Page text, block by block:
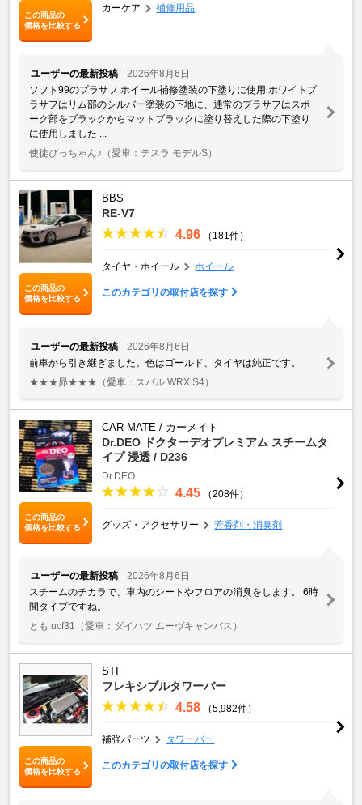
この商品の
価格を比較する
カーケア 補修用品
ユーザーの最新投稿
2026年8月6日
ソフト99のプラサフ ホイール補修塗装の下塗りに使用 ホワイトプ
ラサフはリム部のシルバー塗装の下地に、通常のプラサフはスポ
ーク部をブラックからマットブラックに塗り替えした際の下塗り
に使用しました ...
使徒ぴっちゃん♪ （愛車：テスラ モデルS）
この商品の
価格を比較する
BBS
RE-V7
4.96 （181件）
タイヤ・ホイール ホイール
このカテゴリの取付店を探す
ユーザーの最新投稿
2026年8月6日
前車から引き継ぎました。色はゴールド、タイヤは純正です。
★★★昴★★★ （愛車：スバル WRX S4）
この商品の
価格を比較する
CAR MATE / カーメイト
Dr.DEO ドクターデオプレミアム スチームタ
イプ 浸透 / D236
Dr.DEO
4.45 （208件）
グッズ・アクセサリー 芳香剤・消臭剤
ユーザーの最新投稿
2026年8月6日
スチームのチカラで、車内のシートやフロアの消臭をします。 6時
間タイプですね。
とも ucf31
（愛車：ダイハツ ムーヴキャンバス）
この商品の
価格を比較する
STI
フレキシブルタワーバー
4.58 （5,982件）
補強パーツ タワーバー
このカテゴリの取付店を探す